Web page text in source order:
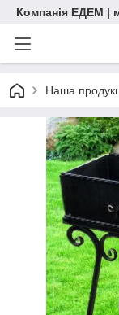
Компанія ЕДЕМ |
Наша